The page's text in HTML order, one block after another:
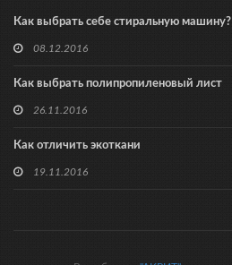
Как выбрать себе стиральную машину?
08.12.2016
Как выбрать полипропиленовый лист
26.11.2016
Как отличить экоткани
19.11.2016